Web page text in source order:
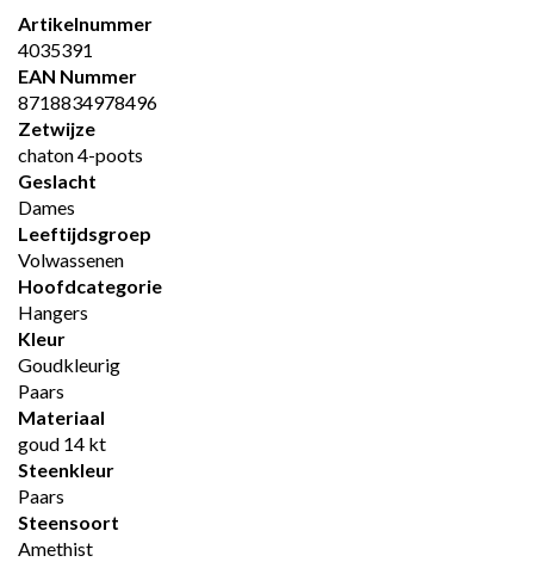
Artikelnummer
4035391
EAN Nummer
8718834978496
Zetwijze
chaton 4-poots
Geslacht
Dames
Leeftijdsgroep
Volwassenen
Hoofdcategorie
Hangers
Kleur
Goudkleurig
Paars
Materiaal
goud 14 kt
Steenkleur
Paars
Steensoort
Amethist